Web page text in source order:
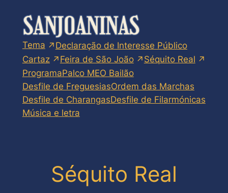
content
Tema
Declaração de Interesse Público
Cartaz
Feira de São João
Séquito Real
ProgramaPalco MEO Bailão
Desfile de FreguesiasOrdem das Marchas
Desfile de CharangasDesfile de Filarmónicas
Música e letra
Séquito Real